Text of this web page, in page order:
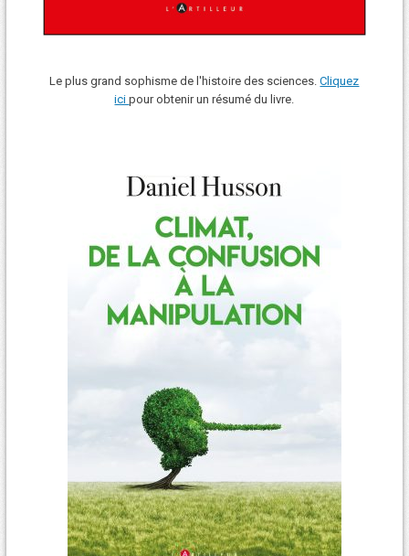
Le plus grand sophisme de l'histoire des sciences.Cliquez
icipour obtenir un résumé du livre.